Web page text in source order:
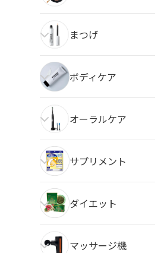
まつげ
ボディケア
オーラルケア
サプリメント
ダイエット
マッサージ機